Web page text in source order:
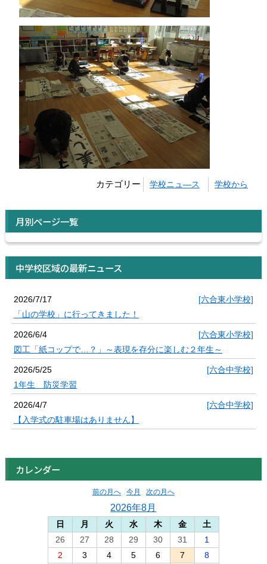
カテゴリー 学校ニュ―ス 学校から
月別ページ一覧
中学校区域の最新ニュース
2026/7/17
[六合東小学校]
「山の学校」に行ってきました！
2026/6/4
[六合東小学校]
図工「紙コップで…？」～表現を存分に楽しむ２年生～
2026/5/25
[六合中学校]
1年生 防災学習
2026/4/7
[六合中学校]
【入学式の駐車場はありません】
カレンダー
前の月へ 今月 次の月へ
2026年8月
日 月 火 水 木 金
土
26
27 28 29 30 31
1
2
3 4 5 6 7 8